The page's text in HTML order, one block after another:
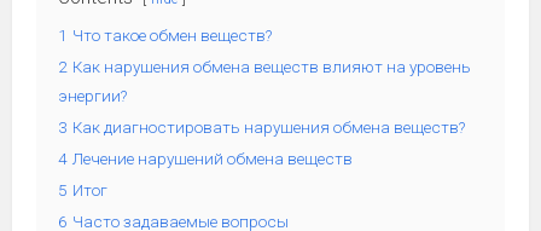
1 Что такое обмен веществ?
2 Как нарушения обмена веществ влияют на уровень
энергии?
3 Как диагностировать нарушения обмена веществ?
4 Лечение нарушений обмена веществ
5 Итог
6 Часто задаваемые вопросы